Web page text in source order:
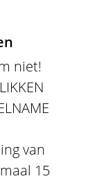
niet!
van
15